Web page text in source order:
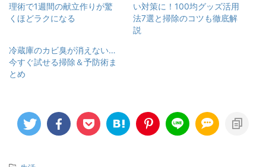
理術で1週間の献立作りが驚
くほどラクになる
い対策に！100均グッズ活用
法7選と掃除のコツも徹底解
説
冷蔵庫のカビ臭が消えない…
今すぐ試せる掃除＆予防術ま
とめ